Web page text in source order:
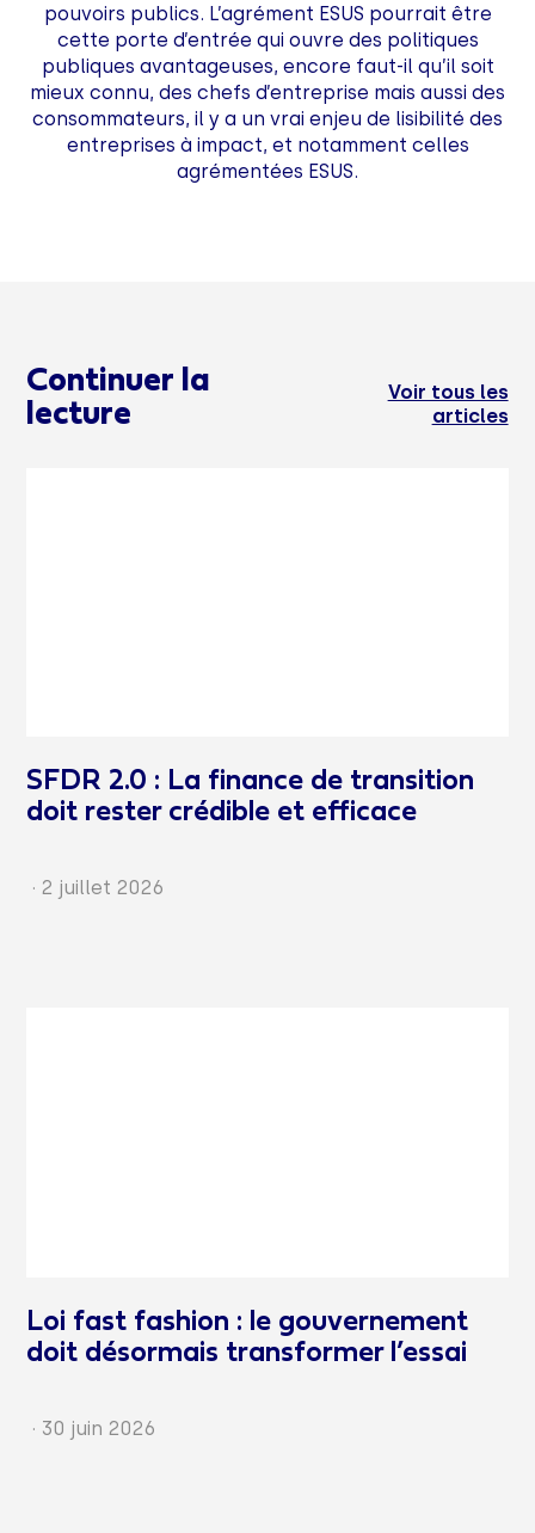
pouvoirs publics. L’agrément ESUS pourrait être
cette porte d’entrée qui ouvre des politiques
publiques avantageuses, encore faut-il qu’il soit
mieux connu, des chefs d’entreprise mais aussi des
consommateurs, il y a un vrai enjeu de lisibilité des
entreprises à impact, et notamment celles
agrémentées ESUS.
Continuer la
lecture
Voir tous les
articles
SFDR 2.0 : La finance de transition
doit rester crédible et efficace
· 2 juillet 2026
Loi fast fashion : le gouvernement
doit désormais transformer l’essai
· 30 juin 2026